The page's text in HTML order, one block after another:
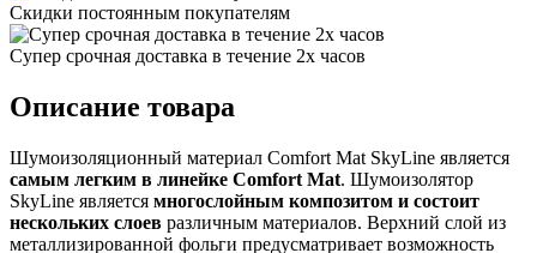
Скидки постоянным покупателям
Супер срочная доставка в течение 2х часов
Описание товара
Шумоизоляционный материал Comfort Mat SkyLine является
самым легким в линейке Comfort Mat. Шумоизолятор
SkyLine является многослойным композитом и состоит
нескольких слоев различным материалов. Верхний слой из
металлизированной фольги предусматривает возможность